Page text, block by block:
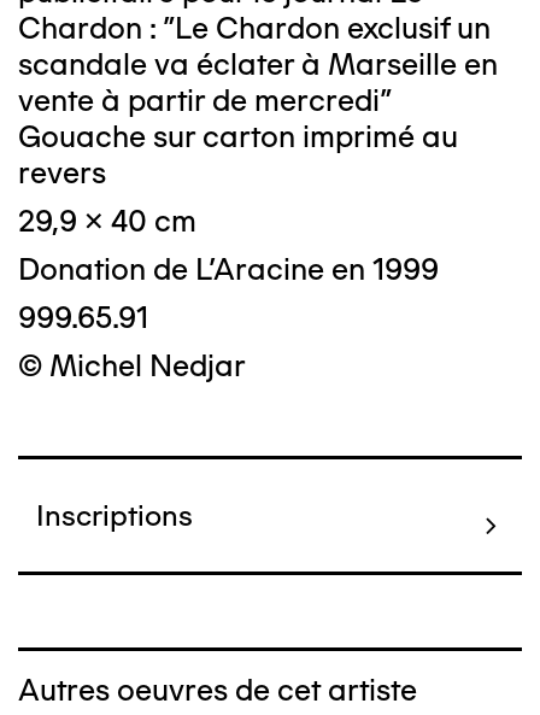
Chardon : "Le Chardon exclusif un
scandale va éclater à Marseille en
vente à partir de mercredi"
Gouache sur carton imprimé au
revers
29,9 x 40 cm
Donation de L'Aracine en 1999
999.65.91
© Michel Nedjar
Inscriptions
Autres oeuvres de cet artiste